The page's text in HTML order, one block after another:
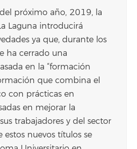
próximo año, 2019, la
Laguna introducirá
ya que, durante los
ha cerrado una
en la “formación
que combina el
con prácticas en
en mejorar la
trabajadores y del sector
estos nuevos títulos se